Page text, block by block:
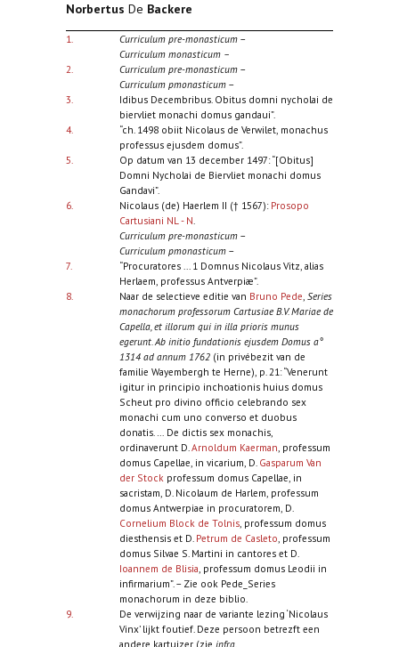
Norbertus De Backere
1. Curriculum pre-monasticum–
Curriculum monasticum –
2.
Curriculum pre-monasticum–
Curriculum pmonasticum–
3.
Idibus Decembribus. Obitus domni nycholai de
biervliet monachi domus gandaui”.
4.
“ch. 1498 obiit Nicolaus de Verwilet, monachus
professus ejusdem domus”.
5.
Op datum van 13 december 1497: “[Obitus]
Domni Nycholai de Biervliet monachi domus
Gandavi”.
6.
Nicolaus (de) Haerlem II († 1567): Prosopo
Cartusiani NL - N
Curriculum pre-monasticum–
Curriculum pmonasticum–
7.
“Procuratores ... 1 Domnus Nicolaus Vitz, alias
Herlaem, professus Antverpiæ”.
8.
Naar de selectieve editie van Bruno Pede Series
monachorum professorum Cartusiae B.V. Mariae de
Capella, et illorum qui in illa prioris munus
egerunt. Ab initio fundationis ejusdem Domus a°
1314 ad annum 1762(in privébezit van de
familie Wayembergh te Herne), p. 21: “Venerunt
igitur in principio inchoationis huius domus
Scheut pro divino officio celebrando sex
monachi cum uno converso et duobus
donatis. … De dictis sex monachis,
ordinaverunt D. Arnoldum Kaerman , professum
domus Capellae, in vicarium, D. Gasparum Van
der Stock professum domus Capellae, in
sacristam, D. Nicolaum de Harlem, professum
domus Antwerpiae in procuratorem, D.
Cornelium Block de Tolnis, professum domus
diesthensis et D. Petrum de Casleto , professum
domus Silvae S. Martini in cantores et D.
Ioannem de Blisia , professum domus Leodii in
infirmarium”. – Zie ook Pede_Series
monachorum in deze biblio.
9.
De verwijzing naar de variante lezing ‘Nicolaus
Vinx’ lijkt foutief. Deze persoon betrezft een
andere kartuizer (zie infra.